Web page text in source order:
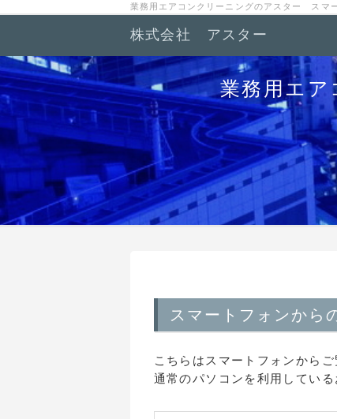
業務用エアコンクリーニングのアスター スマ
株式会社 アスター
業務用エ
スマートフォンから
こちらはスマートフォンから
通常のパソコンを利用している